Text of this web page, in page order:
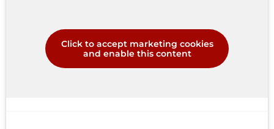
Click to accept marketing cookies
and enable this content